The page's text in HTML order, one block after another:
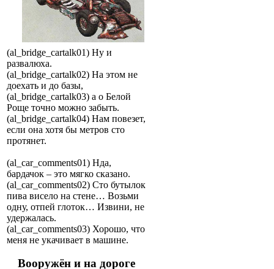
(al_bridge_cartalk01) Ну и
развалюха.
(al_bridge_cartalk02) На этом не
доехать и до базы,
(al_bridge_cartalk03) а о Белой
Роще точно можно забыть.
(al_bridge_cartalk04) Нам повезет,
если она хотя бы метров сто
протянет.
(al_car_comments01) Нда,
бардачок – это мягко сказано.
(al_car_comments02) Сто бутылок
пива висело на стене… Возьми
одну, отпей глоток… Извини, не
удержалась.
(al_car_comments03) Хорошо, что
меня не укачивает в машине.
Вооружён и на дороге